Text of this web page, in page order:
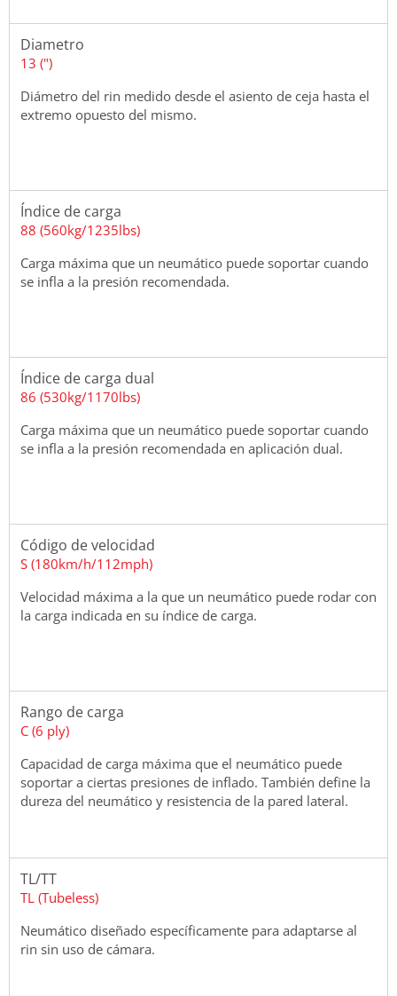
Diametro
13 (")
Diámetro del rin medido desde el asiento de ceja hasta el
extremo opuesto del mismo.
Índice de carga
88 (560kg/1235lbs)
Carga máxima que un neumático puede soportar cuando
se infla a la presión recomendada.
Índice de carga dual
86 (530kg/1170lbs)
Carga máxima que un neumático puede soportar cuando
se infla a la presión recomendada en aplicación dual.
Código de velocidad
S (180km/h/112mph)
Velocidad máxima a la que un neumático puede rodar con
la carga indicada en su índice de carga.
Rango de carga
C (6 ply)
Capacidad de carga máxima que el neumático puede
soportar a ciertas presiones de inflado. También define la
dureza del neumático y resistencia de la pared lateral.
TL/TT
TL (Tubeless)
Neumático diseñado específicamente para adaptarse al
rin sin uso de cámara.